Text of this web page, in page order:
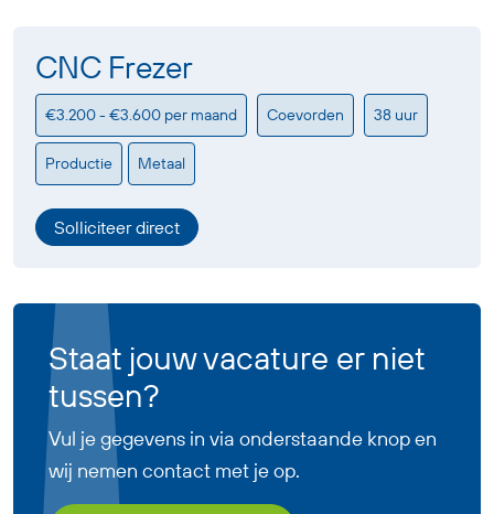
CNC Frezer
€3.200 - €3.600 per maand Coevorden 38 uur
Productie Metaal
Solliciteer direct
Staat jouw vacature er niet
tussen?
Vul je gegevens in via onderstaande knop en
wij nemen contact met je op.